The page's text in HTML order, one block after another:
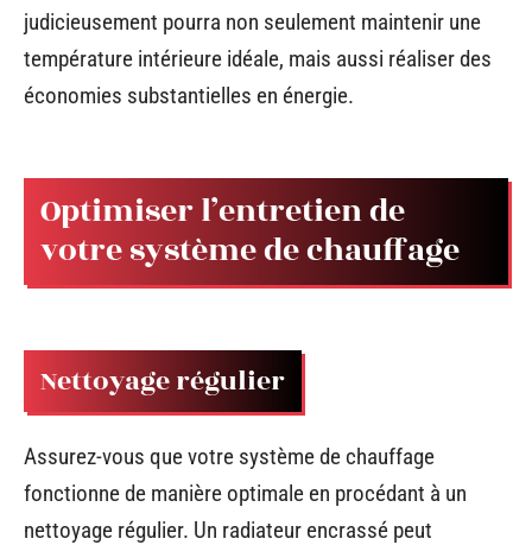
judicieusement pourra non seulement maintenir une
température intérieure idéale, mais aussi réaliser des
économies substantielles en énergie.
Optimiser l’entretien de
votre système de chauffage
Nettoyage régulier
Assurez-vous que votre système de chauffage
fonctionne de manière optimale en procédant à un
nettoyage régulier. Un radiateur encrassé peut